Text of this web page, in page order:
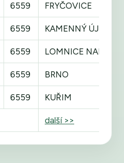
6559 FRYČOVICE
6559 KAMENNÝ ÚJEZD
6559 LOMNICE NAD
6559 BRNO
6559 KUŘIM
další >>